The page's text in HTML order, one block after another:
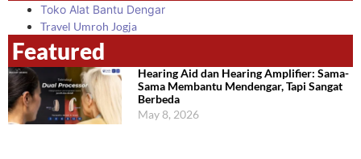
Toko Alat Bantu Dengar
Travel Umroh Jogja
Featured
Hearing Aid dan Hearing Amplifier: Sama-
Sama Membantu Mendengar, Tapi Sangat
Berbeda
May 8, 2026